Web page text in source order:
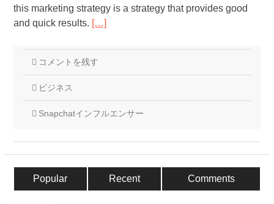
this marketing strategy is a strategy that provides good
and quick results. […]
コメントを残す
ビジネス
Snapchatインフルエンサー
Popular Recent Comments